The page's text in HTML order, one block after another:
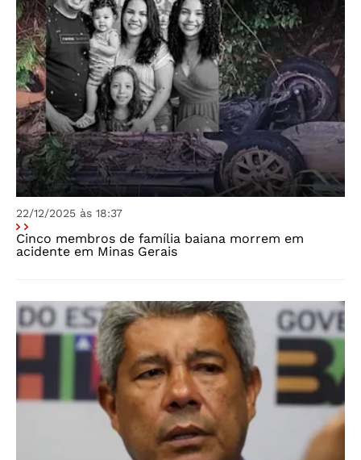
22/12/2025 às 18:37
Cinco membros de família baiana morrem em
acidente em Minas Gerais